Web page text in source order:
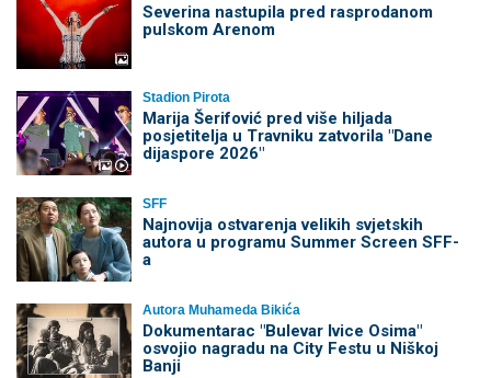
Severina nastupila pred rasprodanom
pulskom Arenom
Stadion Pirota
Marija Šerifović pred više hiljada
posjetitelja u Travniku zatvorila "Dane
dijaspore 2026"
SFF
Najnovija ostvarenja velikih svjetskih
autora u programu Summer Screen SFF-
a
Autora Muhameda Bikića
Dokumentarac "Bulevar Ivice Osima"
osvojio nagradu na City Festu u Niškoj
Banji